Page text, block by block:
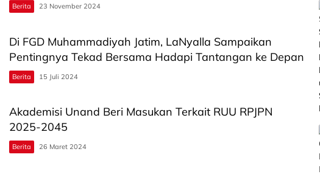
Berita 23 November 2024
Di FGD Muhammadiyah Jatim, LaNyalla Sampaikan
Pentingnya Tekad Bersama Hadapi Tantangan ke Depan
Berita 15 Juli 2024
Akademisi Unand Beri Masukan Terkait RUU RPJPN
2025-2045
Berita 26 Maret 2024